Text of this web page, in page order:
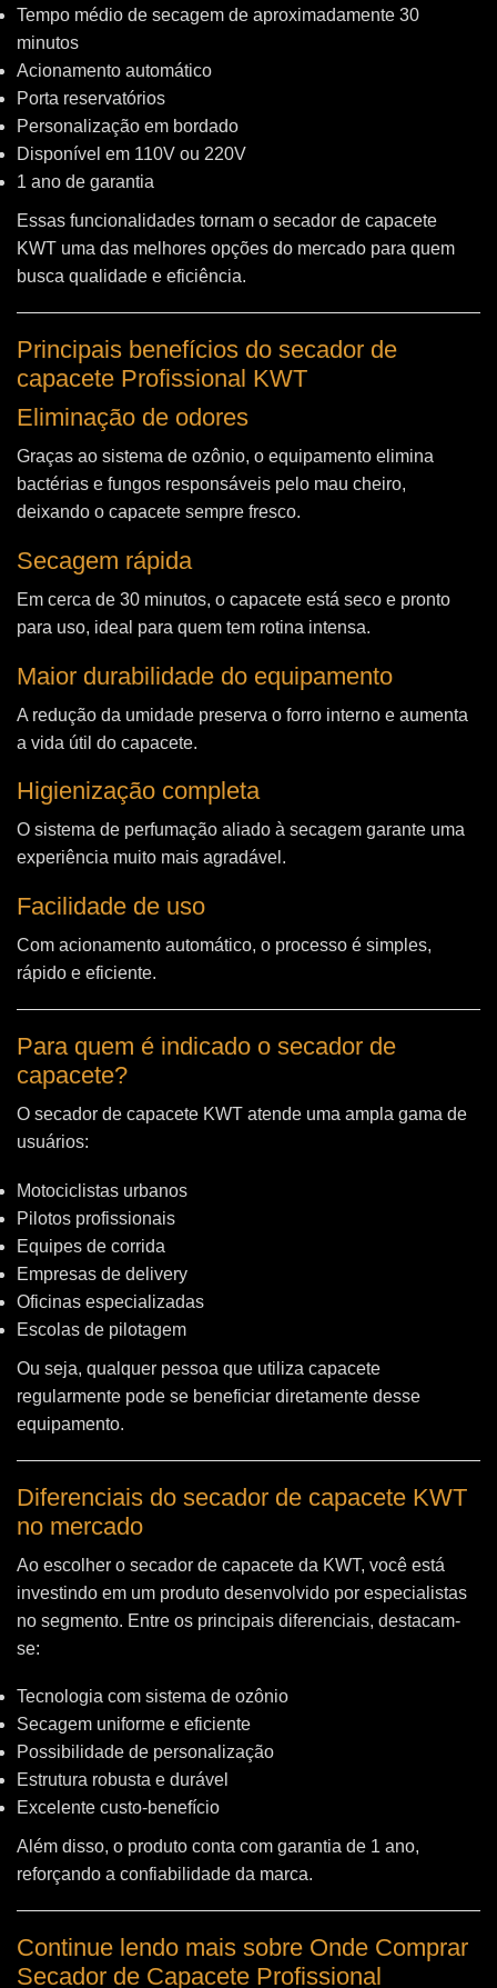
Tempo médio de secagem de aproximadamente 30
minutos
Acionamento automático
Porta reservatórios
Personalização em bordado
Disponível em 110V ou 220V
1 ano de garantia
Essas funcionalidades tornam o secador de capacete
KWT uma das melhores opções do mercado para quem
busca qualidade e eficiência.
Principais benefícios do secador de
capacete Profissional KWT
Eliminação de odores
Graças ao sistema de ozônio, o equipamento elimina
bactérias e fungos responsáveis pelo mau cheiro,
deixando o capacete sempre fresco.
Secagem rápida
Em cerca de 30 minutos, o capacete está seco e pronto
para uso, ideal para quem tem rotina intensa.
Maior durabilidade do equipamento
A redução da umidade preserva o forro interno e aumenta
a vida útil do capacete.
Higienização completa
O sistema de perfumação aliado à secagem garante uma
experiência muito mais agradável.
Facilidade de uso
Com acionamento automático, o processo é simples,
rápido e eficiente.
Para quem é indicado o secador de
capacete?
O secador de capacete KWT atende uma ampla gama de
usuários:
Motociclistas urbanos
Pilotos profissionais
Equipes de corrida
Empresas de delivery
Oficinas especializadas
Escolas de pilotagem
Ou seja, qualquer pessoa que utiliza capacete
regularmente pode se beneficiar diretamente desse
equipamento.
Diferenciais do secador de capacete KWT
no mercado
Ao escolher o secador de capacete da KWT, você está
investindo em um produto desenvolvido por especialistas
no segmento. Entre os principais diferenciais, destacam-
se:
Tecnologia com sistema de ozônio
Secagem uniforme e eficiente
Possibilidade de personalização
Estrutura robusta e durável
Excelente custo-benefício
Além disso, o produto conta com garantia de 1 ano,
reforçando a confiabilidade da marca.
Continue lendo mais sobre Onde Comprar
Secador de Capacete Profissional